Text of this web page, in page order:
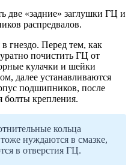
две «задние» заглушки ГЦ и
распредвалов.
гнездо. Перед тем, как
почистить ГЦ от
кулачки и шейки
далее устанавливаются
подшипников, после
болты крепления.
кольца
нуждаются в смазке,
в отверстия ГЦ.